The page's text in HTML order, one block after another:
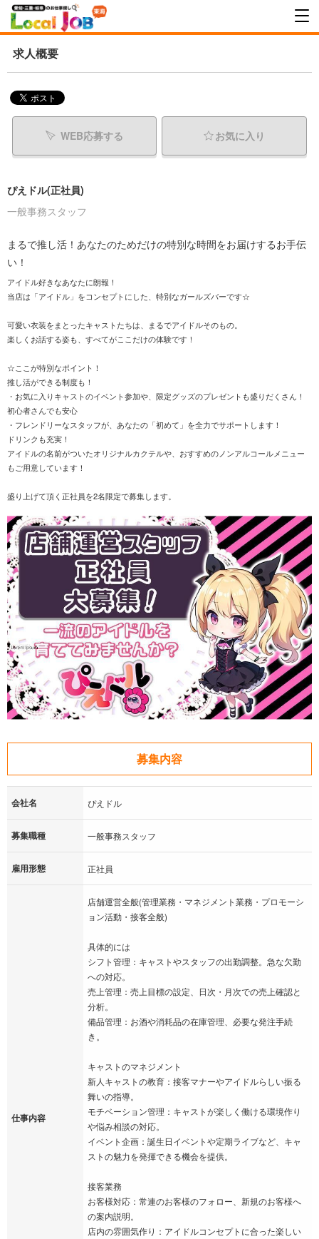
求人概要
WEB応募する お気に入り
ぴえドル(正社員)
一般事務スタッフ
まるで推し活！あなたのためだけの特別な時間をお届けするお手伝
い！
アイドル好きなあなたに朗報！
当店は「アイドル」をコンセプトにした、特別なガールズバーです☆
可愛い衣装をまとったキャストたちは、まるでアイドルそのもの。
楽しくお話する姿も、すべてがここだけの体験です！
☆ここが特別なポイント！
推し活ができる制度も！
・お気に入りキャストのイベント参加や、限定グッズのプレゼントも盛りだくさん！
初心者さんでも安心
・フレンドリーなスタッフが、あなたの「初めて」を全力でサポートします！
ドリンクも充実！
アイドルの名前がついたオリジナルカクテルや、おすすめのノンアルコールメニュー
もご用意しています！
盛り上げて頂く正社員を2名限定で募集します。
募集内容
会社名 ぴえドル
募集職種 一般事務スタッフ
雇用形態 正社員
仕事内容
店舗運営全般(管理業務・マネジメント業務・プロモーシ
ョン活動・接客全般)
具体的には
シフト管理：キャストやスタッフの出勤調整。急な欠勤
への対応。
売上管理：売上目標の設定、日次・月次での売上確認と
分析。
備品管理：お酒や消耗品の在庫管理、必要な発注手続
き。
キャストのマネジメント
新人キャストの教育：接客マナーやアイドルらしい振る
舞いの指導。
モチベーション管理：キャストが楽しく働ける環境作り
や悩み相談の対応。
イベント企画：誕生日イベントや定期ライブなど、キャ
ストの魅力を発揮できる機会を提供。
接客業務
お客様対応：常連のお客様のフォロー、新規のお客様へ
の案内説明。
店内の雰囲気作り：アイドルコンセプトに合った楽しい